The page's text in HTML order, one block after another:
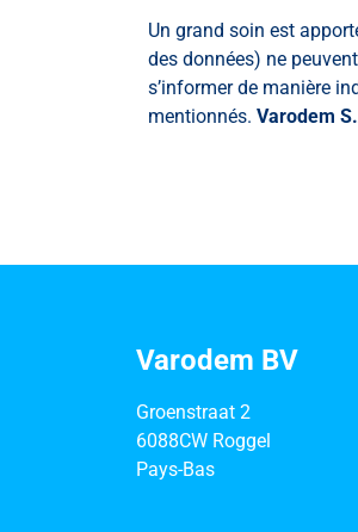
Un grand soin est
des données) ne
s’informer de manière
mentionnés. Varodem
Varodem BV
Groenstraat 2
6088CW Roggel
Pays-Bas